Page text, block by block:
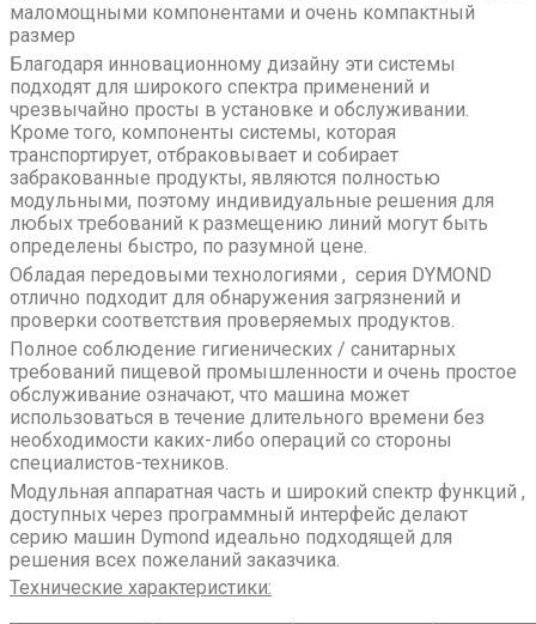
маломощными компонентами и очень компактный
размер
Благодаря инновационному дизайну эти системы
подходят для широкого спектра применений и
чрезвычайно просты в установке и обслуживании.
Кроме того, компоненты системы, которая
транспортирует, отбраковывает и собирает
забракованные продукты, являются полностью
модульными, поэтому индивидуальные решения для
любых требований к размещению линий могут быть
определены быстро, по разумной цене.
Обладая передовыми технологиями , серия DYMOND
отлично подходит для обнаружения загрязнений и
проверки соответствия проверяемых продуктов.
Полное соблюдение гигиенических / санитарных
требований пищевой промышленности и очень простое
обслуживание означают, что машина может
использоваться в течение длительного времени без
необходимости каких-либо операций со стороны
специалистов-техников.
Модульная аппаратная часть и широкий спектр функций ,
доступных через программный интерфейс делают
серию машин Dymond идеально подходящей для
решения всех пожеланий заказчика.
Технические характеристики: